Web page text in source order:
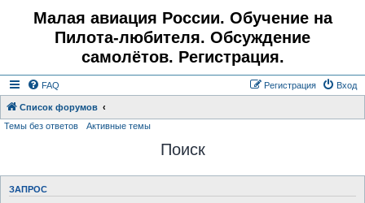
Малая авиация России. Обучение на
Пилота-любителя. Обсуждение
самолётов. Регистрация.
FAQ Вход
Регистрация
Список форумов
Темы без ответов
Активные темы
Поиск
ЗАПРОС